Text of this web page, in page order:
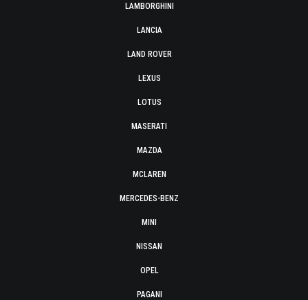
LAMBORGHINI
LANCIA
LAND ROVER
LEXUS
LOTUS
MASERATI
MAZDA
MCLAREN
MERCEDES-BENZ
MINI
NISSAN
OPEL
PAGANI